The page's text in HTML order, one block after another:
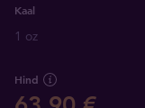
Kaal
1 oz
Hind